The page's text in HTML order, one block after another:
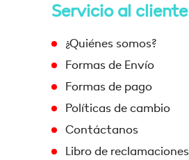
Servicio al cliente
¿Quiénes somos?
Formas de Envío
Formas de pago
Políticas de cambio
Contáctanos
Libro de reclamaciones